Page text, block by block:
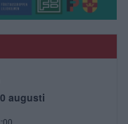
augusti